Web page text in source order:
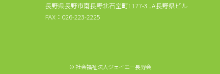
長野県長野市南長野北石堂町1177-3 JA長野県ビル
FAX：026-223-2225
© 社会福祉法人ジェイエー長野会